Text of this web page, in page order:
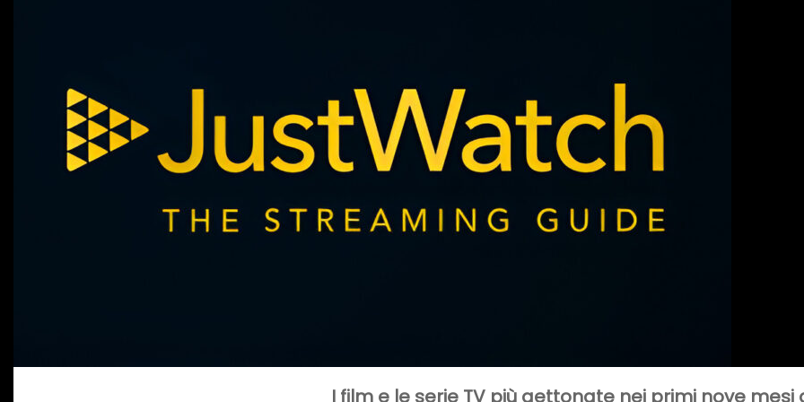
I film e le serie TV più gettonate nei primi nove mesi